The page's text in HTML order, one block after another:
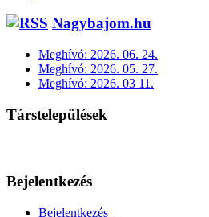
Nagybajom.hu
Meghívó: 2026. 06. 24.
Meghívó: 2026. 05. 27.
Meghívó: 2026. 03 11.
Társtelepülések
Bejelentkezés
Bejelentkezés